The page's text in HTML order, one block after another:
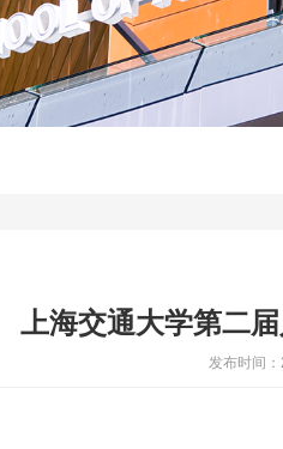
上海交通大学第二
发布时间